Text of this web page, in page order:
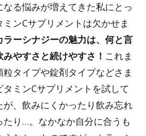
なる悩みが増えてきた私にとっ
ミンCサプリメントは欠かせま
ラーシナジーの魅力は、何と言
みやすさと続けやすさ！ これま
粒タイプや錠剤タイプなどさま
タミンCサプリメントを試して
が、飲みにくかったり飲み忘れ
たり…。なかなか自分に合うも